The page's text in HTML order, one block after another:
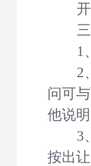
1
2
问可
他说
3、
按出